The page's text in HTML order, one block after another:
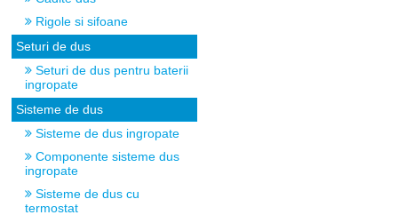
Rigole si sifoane
Seturi de dus
Seturi de dus pentru baterii
ingropate
Sisteme de dus
Sisteme de dus ingropate
Componente sisteme dus
ingropate
Sisteme de dus cu
termostat